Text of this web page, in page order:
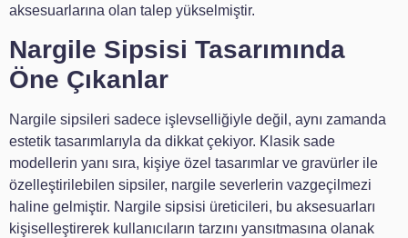
aksesuarlarına olan talep yükselmiştir.
Nargile Sipsisi Tasarımında
Öne Çıkanlar
Nargile sipsileri sadece işlevselliğiyle değil, aynı zamanda
estetik tasarımlarıyla da dikkat çekiyor. Klasik sade
modellerin yanı sıra, kişiye özel tasarımlar ve gravürler ile
özelleştirilebilen sipsiler, nargile severlerin vazgeçilmezi
haline gelmiştir. Nargile sipsisi üreticileri, bu aksesuarları
kişiselleştirerek kullanıcıların tarzını yansıtmasına olanak